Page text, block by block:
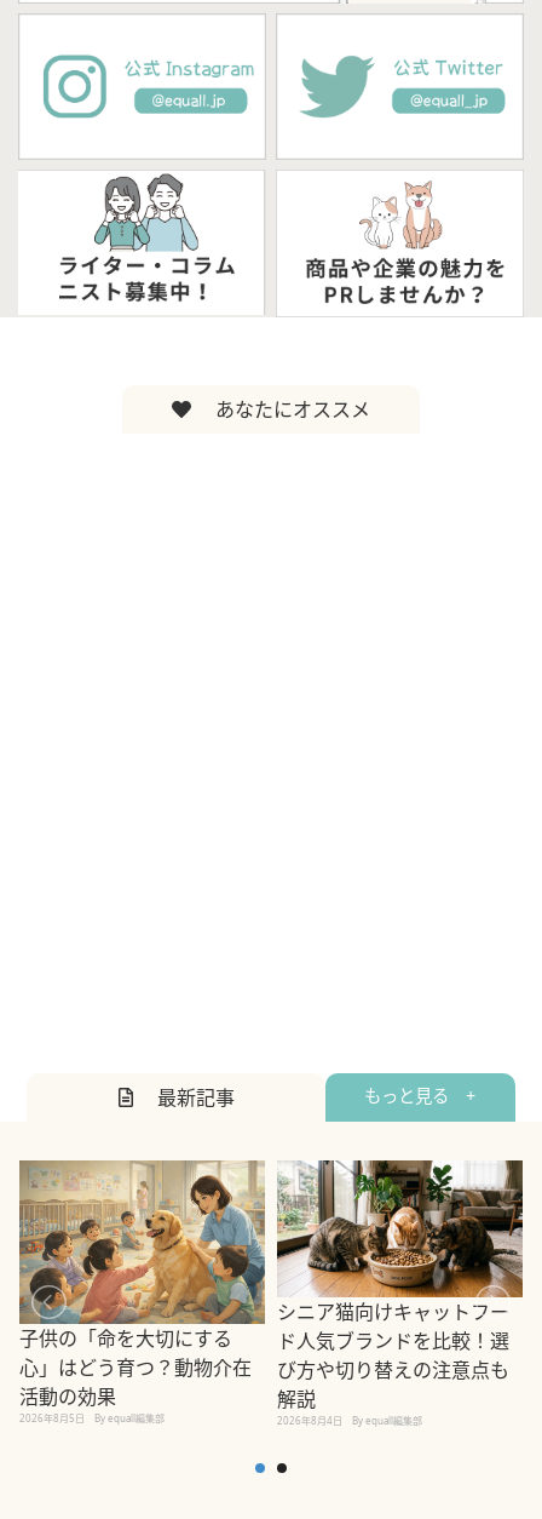
あなたにオススメ
最新記事 もっと見る +
子供の「命を大切にする
心」はどう育つ？動物介在
活動の効果
2026年8月5日 By equall編集部
シニア猫向けキャットフー
ド人気ブランドを比較！選
び方や切り替えの注意点も
解説
2026年8月4日 By equall編集部